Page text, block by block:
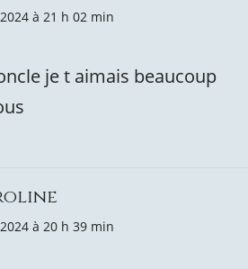
à 21 h 02 min
je t aimais beaucoup
à 20 h 39 min